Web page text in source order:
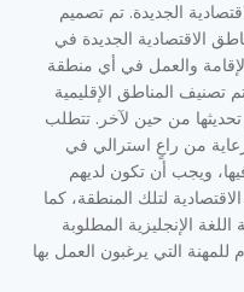
الجديدة. تم تصميم
المناطق الاقتصادية الجديدة في
والعمل في أي منطقة
تصنيف المناطق الإقليمية
من حين لآخر. تتطلب
رعاية من راعٍ استرالي في
ويجب أن تكون لديهم
لتلك المنطقة، كما
الإنجليزية المطلوبة
للمهنة التي يرغبون العمل بها